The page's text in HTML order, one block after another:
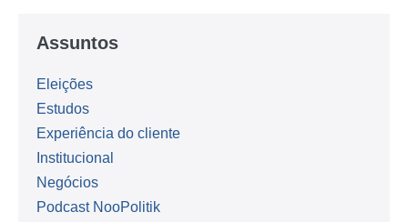
Assuntos
Eleições
Estudos
Experiência do cliente
Institucional
Negócios
Podcast NooPolitik